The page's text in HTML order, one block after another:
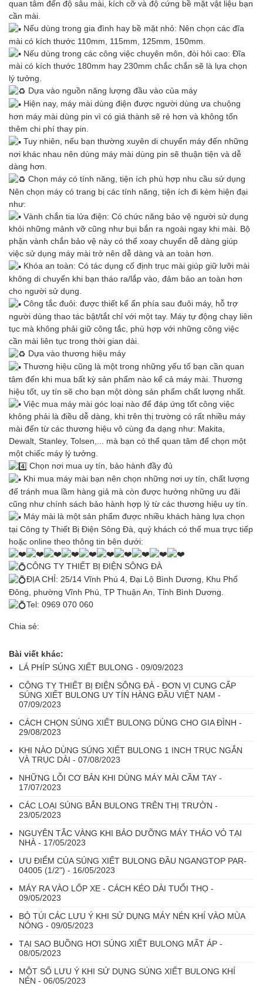
quan tâm đến độ sâu mài, kích cỡ và độ cứng bề mặt vật liệu bạn
cần mài.
Nếu dùng trong gia đình hay bề mặt nhỏ: Nên chọn các đĩa
mài có kích thước 110mm, 115mm, 125mm, 150mm.
Nếu dùng trong các công việc chuyên môn, đòi hỏi cao: Đĩa
mài có kích thước 180mm hay 230mm chắc chắn sẽ là lựa chọn
lý tưởng.
Dựa vào nguồn năng lượng đầu vào của máy
Hiện nay, máy mài dùng điện được người dùng ưa chuộng
hơn máy mài dùng pin vì có giá thành sẽ rẻ hơn và không tốn
thêm chi phí thay pin.
Tuy nhiên, nếu bạn thường xuyên di chuyển máy đến những
nơi khác nhau nên dùng máy mài dùng pin sẽ thuận tiện và dễ
dàng hơn.
Chọn máy có tính năng, tiện ích phù hợp nhu cầu sử dụng
Nên chọn máy có trang bị các tính năng, tiện ích đi kèm hiện đại
như:
Vành chắn tia lửa điện: Có chức năng bảo vệ người sử dụng
khỏi những mảnh vỡ cũng như bụi bắn ra ngoài ngay khi mài. Bộ
phận vành chắn bảo vệ này có thể xoay chuyển dễ dàng giúp
việc sử dụng máy mài trở nên dễ dàng và an toàn hơn.
Khóa an toàn: Có tác dụng cố định trục mài giúp giữ lưỡi mài
không di chuyển khi bạn tháo ra/lắp vào, đảm bảo an toàn hơn
cho người sử dụng.
Công tắc đuôi: được thiết kế ẩn phía sau đuôi máy, hỗ trợ
người dùng thao tác bật/tắt chỉ với một tay. Máy tự động chạy liên
tục mà không phải giữ công tắc, phù hợp với những công việc
cần mài liên tục trong thời gian dài.
Dựa vào thương hiệu máy
Thương hiệu cũng là một trong những yếu tố bạn cần quan
tâm đến khi mua bất kỳ sản phẩm nào kể cả máy mài. Thương
hiệu tốt, uy tín sẽ cho bạn một dòng sản phẩm chất lượng nhất.
Việc mua máy mài góc loại nào để đáp ứng tốt công việc
không phải là điều dễ dàng, khi trên thị trường có rất nhiều máy
mài đến từ các thương hiệu vô cùng đa dạng như: Makita,
Dewalt, Stanley, Tolsen,... mà bạn có thể quan tâm để chọn một
một chiếc máy lý tưởng.
Chọn nơi mua uy tín, bảo hành đầy đủ
Khi mua máy mài bạn nên chọn những nơi uy tín, chất lượng
để tránh mua lầm hàng giả mà còn được hưởng những ưu đãi
cũng như chính sách bảo hành hợp lý từ các thương hiệu uy tín.
Máy mài là một sản phẩm được nhiều khách hàng lựa chọn
tại Công ty Thiết Bị Điện Sông Đà, quý khách có thể mua trực tiếp
hoặc online theo thông tin bên dưới:
CÔNG TY THIẾT BỊ ĐIỆN SÔNG ĐÀ
ĐỊA CHỈ: 25/14 Vĩnh Phú 4, Đại Lộ Bình Dương, Khu Phố
Đông, phường Vĩnh Phú, TP Thuận An, Tỉnh Bình Dương.
Tel: 0969 070 060
Chia sẻ:
Bài viết khác:
LÁ PHÍP SÚNG XIẾT BULONG - 09/09/2023
CÔNG TY THIẾT BỊ ĐIỆN SÔNG ĐÀ - ĐƠN VỊ CUNG CẤP
SÚNG XIẾT BULONG UY TÍN HÀNG ĐẦU VIỆT NAM -
07/09/2023
CÁCH CHỌN SÚNG XIẾT BULONG DÙNG CHO GIA ĐÌNH -
29/08/2023
KHI NÀO DÙNG SÚNG XIẾT BULONG 1 INCH TRỤC NGẮN
VÀ TRỤC DÀI - 07/08/2023
NHỮNG LỖI CƠ BẢN KHI DÙNG MÁY MÀI CẦM TAY -
17/07/2023
CÁC LOẠI SÚNG BẮN BULONG TRÊN THỊ TRƯỜN -
23/05/2023
NGUYÊN TẮC VÀNG KHI BẢO DƯỠNG MÁY THÁO VỎ TẠI
NHÀ️ - 17/05/2023
ƯU ĐIỂM CỦA SÚNG XIẾT BULONG ĐẦU NGANGTOP PAR-
04005 (1/2") - 16/05/2023
MÁY RA VÀO LỐP XE - CÁCH KÉO DÀI TUỔI THỌ -
09/05/2023
BỎ TÚI CÁC LƯU Ý KHI SỬ DỤNG MÁY NÉN KHÍ VÀO MÙA
NÓNG - 09/05/2023
TẠI SAO BUỒNG HƠI SÚNG XIẾT BULONG MẤT ÁP -
08/05/2023
MỘT SỐ LƯU Ý KHI SỬ DỤNG SÚNG XIẾT BULONG KHÍ
NÉN - 06/05/2023